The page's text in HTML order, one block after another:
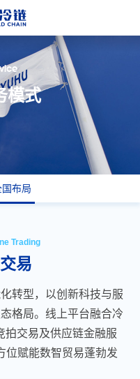
模式
国布局
Trading
易
转型，以创新科技与服
格局。线上平台融合冷
拍交易及供应链金融服
位赋能数智贸易蓬勃发